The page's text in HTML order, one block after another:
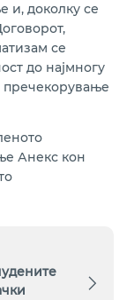
и, доколку се
се
до најмногу
пречекорување
Анекс кон